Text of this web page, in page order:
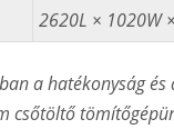
2620L × 1020W
a hatékonyság